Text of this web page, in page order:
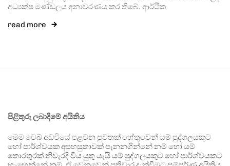
අධ්‍යක්ෂ මණ්ඩලය අනාවරණය කර තිබේ. ආර්ථික
read more
පිළිතුරු ලබාදීමේ අයිතිය
මෙම වෙබ් අඩවියේ පළවන පුවතක් හේතුවෙන් යම් පුද්ගලයකුට
හෝ පාර්ශ්වයක අපහසුතාවක් පැනනගින්නේ නම් හෝ යම්
තොරතුරක් නිවැරදි විය යුතු යැයි යම් පුද්ගලයකුට හෝ පාර්ශ්වයකට